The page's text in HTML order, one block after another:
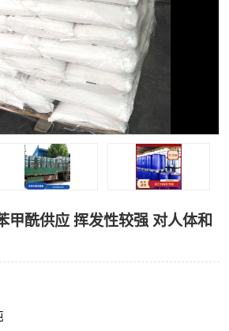
甲酰供应 挥发性较强 对人体和
有机溶剂
十二烷基苯
甲醇钠
三乙胺
丙酸乙酯